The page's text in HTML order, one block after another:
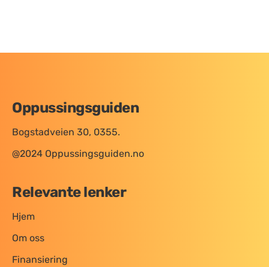
Oppussingsguiden
Bogstadveien 30, 0355.
@2024 Oppussingsguiden.no
Relevante lenker
Hjem
Om oss
Finansiering